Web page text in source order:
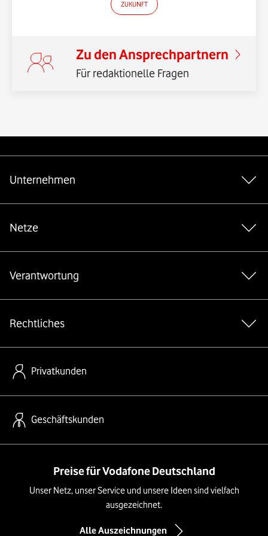
ZUKUNFT
Zu den Ansprechpartnern
Für redaktionelle Fragen
Unternehmen
Netze
Verantwortung
Rechtliches
Privatkunden
Geschäftskunden
Preise für Vodafone Deutschland
Unser Netz, unser Service und unsere Ideen sind vielfach
ausgezeichnet.
Alle Auszeichnungen